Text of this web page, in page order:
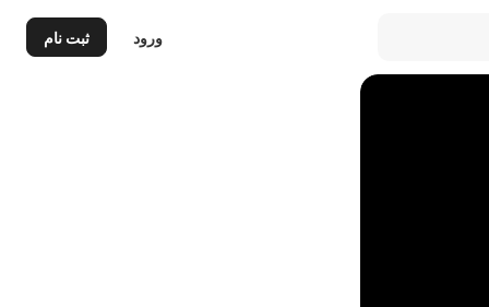
ورود ثبت نام